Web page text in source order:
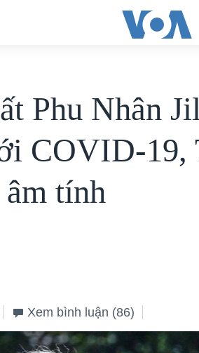
Phu Nhân
COVID-19,
tính
Xem bình luận (86)